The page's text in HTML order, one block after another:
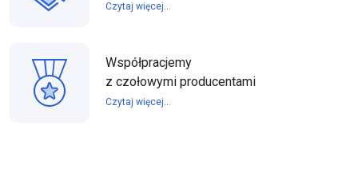
Czytaj więcej...
Współpracjemy
z czołowymi producentami
Czytaj więcej...